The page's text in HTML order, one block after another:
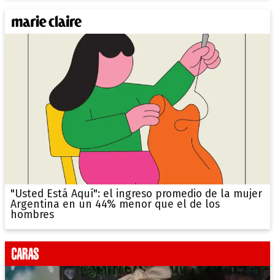
"Usted Está Aquí": el ingreso promedio de la mujer
Argentina en un 44% menor que el de los
hombres